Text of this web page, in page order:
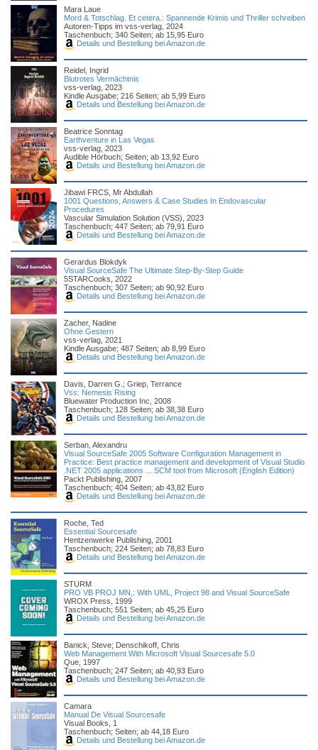
Mara Laue
Mord & Totschlag. Et cetera.: Spannende Krimis und Thriller schreiben
Autoren-Tipps im vss-verlag, 2024
Taschenbuch; 340 Seiten; ab 15,95 Euro
Details und Bestellung bei Amazon.de
Reidel, Ingrid
Blutrotes Vermächtnis
vss-verlag, 2023
Kindle Ausgabe; 216 Seiten; ab 5,99 Euro
Details und Bestellung bei Amazon.de
Beatrice Sonntag
Earthventure in Las Vegas
vss-verlag, 2023
Audible Hörbuch; Seiten; ab 13,92 Euro
Details und Bestellung bei Amazon.de
Jibawi FRCS, Mr Abdullah
1001 Questions, Answers & Case Studies In Endovascular
Procedures
Vascular Simulation Solution (VSS), 2023
Taschenbuch; 447 Seiten; ab 79,91 Euro
Details und Bestellung bei Amazon.de
Gerardus Blokdyk
Visual SourceSafe The Ultimate Step-By-Step Guide
5STARCooks, 2022
Taschenbuch; 307 Seiten; ab 90,92 Euro
Details und Bestellung bei Amazon.de
Zacher, Nadine
Ohne Gestern
vss-verlag, 2021
Kindle Ausgabe; 487 Seiten; ab 8,99 Euro
Details und Bestellung bei Amazon.de
Davis, Darren G.; Griep, Terrance
Vss: Nemesis Rising
Bluewater Production Inc, 2008
Taschenbuch; 128 Seiten; ab 38,38 Euro
Details und Bestellung bei Amazon.de
Serban, Alexandru
Visual SourceSafe 2005 Software Configuration Management in
Practice: Best practice management and development of Visual Studio
.NET 2005 applications ... SCM tool from Microsoft (English Edition)
Packt Publishing, 2007
Taschenbuch; 404 Seiten; ab 43,82 Euro
Details und Bestellung bei Amazon.de
Roche, Ted
Essential Sourcesafe
Hentzenwerke Publishing, 2001
Taschenbuch; 224 Seiten; ab 78,83 Euro
Details und Bestellung bei Amazon.de
STURM
PRO VB PROJ MN,: With UML, Project 98 and Visual SourceSafe
WROX Press, 1999
Taschenbuch; 551 Seiten; ab 45,25 Euro
Details und Bestellung bei Amazon.de
Banick, Steve; Denschikoff, Chris
Web Management With Microsoft Visual Sourcesafe 5.0
Que, 1997
Taschenbuch; 247 Seiten; ab 40,93 Euro
Details und Bestellung bei Amazon.de
Camara
Manual De Visual Sourcesafe
Visual Books, 1
Taschenbuch; Seiten; ab 44,18 Euro
Details und Bestellung bei Amazon.de